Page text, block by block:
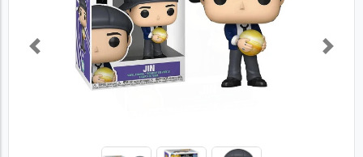
Previous Next